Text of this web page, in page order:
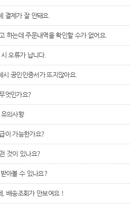
결제가 잘 안돼요.
하는데 주문내역을 확인할 수가 없어요.
오류가 납니다.
공인인증서가 뜨지않아요.
엇인가요?
의사항
이 가능한가요?
것이 있나요?
아볼 수 있나요?
, 배송조회가 안보여요 !